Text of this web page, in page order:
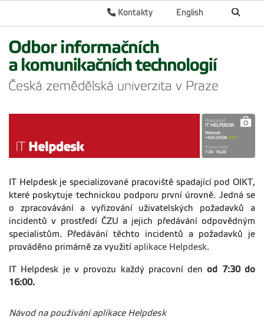
English
Kontakty
IT Helpdesk je specializované pracoviště spadající pod OIKT,
které poskytuje technickou podporu první úrovně. Jedná se
o zpracovávání a vyřizování uživatelských požadavků a
incidentů v prostředí ČZU a jejich předávání odpovědným
specialistům. Předávání těchto incidentů a požadavků je
prováděno primárně za využití aplikace Helpdesk.
IT Helpdesk je v provozu každý pracovní denod 7:30 do
16:00.
Návod na používání aplikace Helpdesk